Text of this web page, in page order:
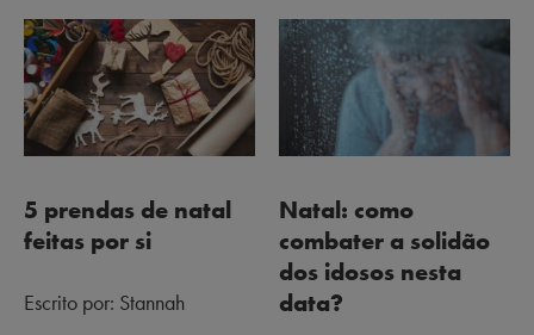
5 prendas de natal
feitas por si
Escrito por: Stannah
Natal: como
combater a solidão
dos idosos nesta
data?